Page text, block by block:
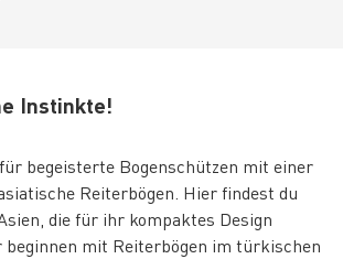
Instinkte!
begeisterte Bogenschützen mit einer
Reiterbögen. Hier findest du
die für ihr kompaktes Design
beginnen mit Reiterbögen im türkischen